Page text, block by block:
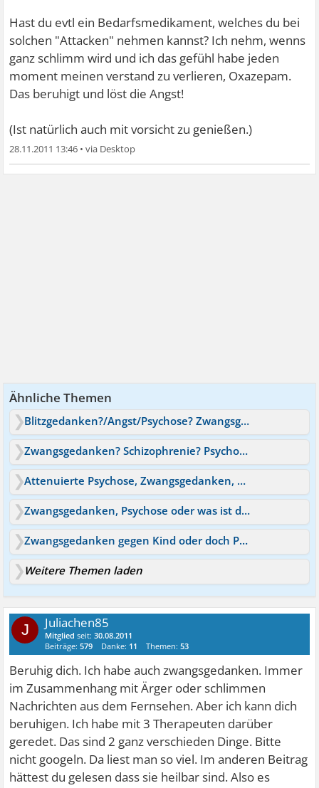
Hast du evtl ein Bedarfsmedikament, welches du bei
solchen "Attacken" nehmen kannst? Ich nehm, wenns
ganz schlimm wird und ich das gefühl habe jeden
moment meinen verstand zu verlieren, Oxazepam.
Das beruhigt und löst die Angst!
(Ist natürlich auch mit vorsicht zu genießen.)
28.11.2011 13:46 •
Ähnliche Themen
Blitzgedanken?/Angst/Psychose? Zwangsgedanken?
Zwangsgedanken? Schizophrenie? Psychose?
Attenuierte Psychose, Zwangsgedanken, überwertige Idee?
Zwangsgedanken, Psychose oder was ist das?
Zwangsgedanken gegen Kind oder doch Psychose
Weitere Themen laden
J Juliachen85
Mitglied seit:30.08.2011
Beiträge:579 Danke: 11 Themen:53
Beruhig dich. Ich habe auch zwangsgedanken. Immer
im Zusammenhang mit Ärger oder schlimmen
Nachrichten aus dem Fernsehen. Aber ich kann dich
beruhigen. Ich habe mit 3 Therapeuten darüber
geredet. Das sind 2 ganz verschieden Dinge. Bitte
nicht googeln. Da liest man so viel. Im anderen Beitrag
hättest du gelesen dass sie heilbar sind. Also es